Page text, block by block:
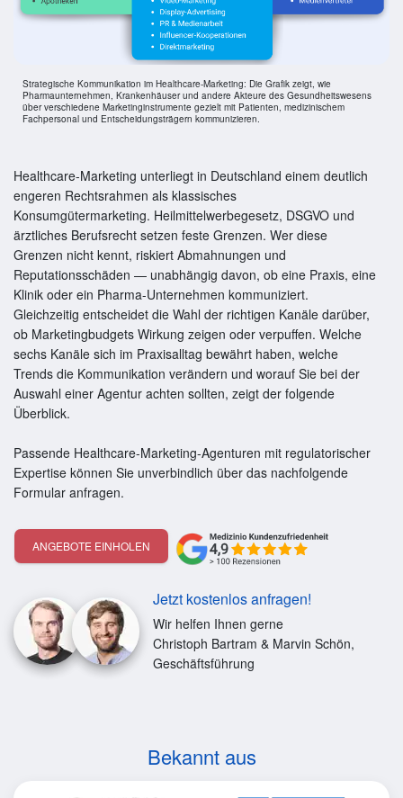
Healthcare-Marketing unterliegt in Deutschland einem deutlich
engeren Rechtsrahmen als klassisches
Konsumgütermarketing. Heilmittelwerbegesetz, DSGVO und
ärztliches Berufsrecht setzen feste Grenzen. Wer diese
Grenzen nicht kennt, riskiert Abmahnungen und
Reputationsschäden — unabhängig davon, ob eine Praxis, eine
Klinik oder ein Pharma-Unternehmen kommuniziert.
Gleichzeitig entscheidet die Wahl der richtigen Kanäle darüber,
ob Marketingbudgets Wirkung zeigen oder verpuffen. Welche
sechs Kanäle sich im Praxisalltag bewährt haben, welche
Trends die Kommunikation verändern und worauf Sie bei der
Auswahl einer Agentur achten sollten, zeigt der folgende
Überblick.
Passende Healthcare-Marketing-Agenturen mit regulatorischer
Expertise können Sie unverbindlich über das nachfolgende
Formular anfragen.
ANGEBOTE EINHOLEN
Jetzt kostenlos anfragen!
Wir helfen Ihnen gerne
Christoph Bartram & Marvin Schön,
Geschäftsführung
Strategische Kommunikation im Healthcare-Marketing: Die Grafik zeigt, wie
Pharmaunternehmen, Krankenhäuser und andere Akteure des Gesundheitswesens
über verschiedene Marketinginstrumente gezielt mit Patienten, medizinischem
Fachpersonal und Entscheidungsträgern kommunizieren.
Bekannt aus